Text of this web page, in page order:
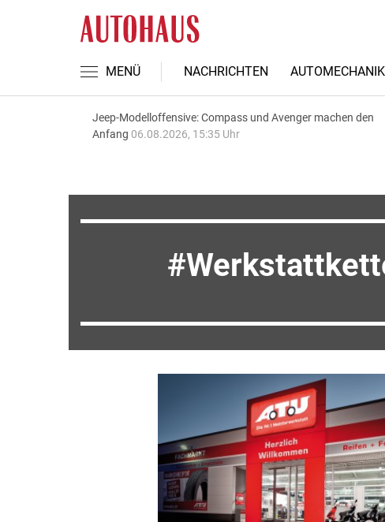
MENÜ NACHRICHTEN
Jeep-Modelloffensive: Compass und Avenger machen den
Anfang 06.08.2026, 15:35 Uhr